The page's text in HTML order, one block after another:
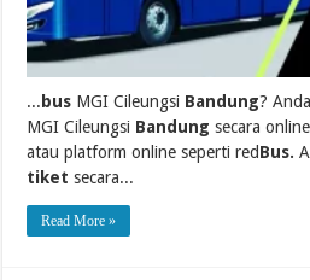
... bus MGI Cileungsi Bandung?
MGI Cileungsi Bandung secara
atau platform online seperti redBus.
tiket secara...
Read More »